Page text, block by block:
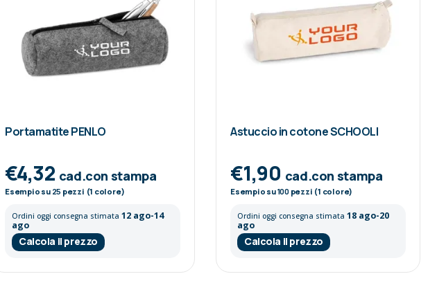
Portamatite PENLO
€4,32 cad.con stampa
Esempio su 25 pezzi (1 colore)
Ordini oggi consegna stimata 12 ago-14
ago
Calcola il prezzo
Astuccio in cotone SCHOOLI
€1,90 cad.con stampa
Esempio su100pezzi (1 colore)
Ordini oggi consegna stimata 18 ago-20
ago
Calcola il prezzo